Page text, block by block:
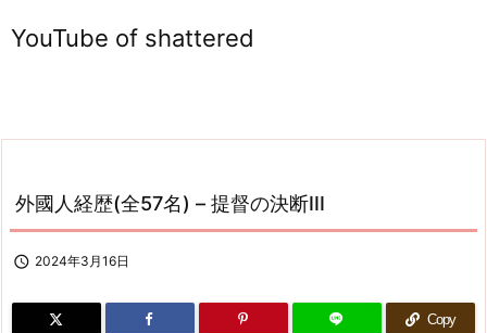
YouTube of shattered
外國人経歴(全57名) – 提督の決断III
 2024年3月16日
Copy